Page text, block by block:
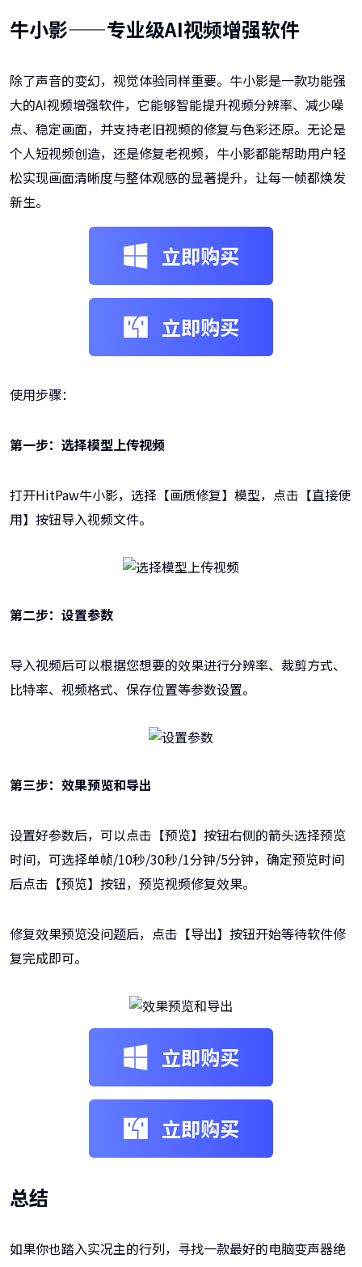
牛小影——专业级AI视频增强软件
除了声音的变幻，视觉体验同样重要。牛小影是一款功能强
大的AI视频增强软件，它能够智能提升视频分辨率、减少噪
点、稳定画面，并支持老旧视频的修复与色彩还原。无论是
个人短视频创造，还是修复老视频，牛小影都能帮助用户轻
松实现画面清晰度与整体观感的显著提升，让每一帧都焕发
新生。
立即购买
立即购买
使用步骤：
第一步：选择模型上传视频
打开HitPaw牛小影，选择【画质修复】模型，点击【直接使
用】按钮导入视频文件。
第二步：设置参数
导入视频后可以根据您想要的效果进行分辨率、裁剪方式、
比特率、视频格式、保存位置等参数设置。
第三步：效果预览和导出
设置好参数后，可以点击【预览】按钮右侧的箭头选择预览
时间，可选择单帧/10秒/30秒/1分钟/5分钟，确定预览时间
后点击【预览】按钮，预览视频修复效果。
修复效果预览没问题后，点击【导出】按钮开始等待软件修
复完成即可。
立即购买
立即购买
总结
如果你也踏入实况主的行列，寻找一款最好的电脑变声器绝